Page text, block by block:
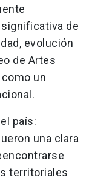
de
evolución
de Artes
un
país:
una clara
territoriales